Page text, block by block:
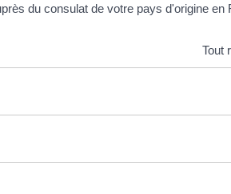
du consulat de votre pays d'origine en
Tout